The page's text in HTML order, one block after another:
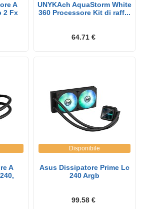
A
2 Fx
UNYKAch AquaStorm White
360 Processore Kit di raff...
64.71 €
A
Disponibile
Asus Dissipatore Prime Lc
240 Argb
99.58 €